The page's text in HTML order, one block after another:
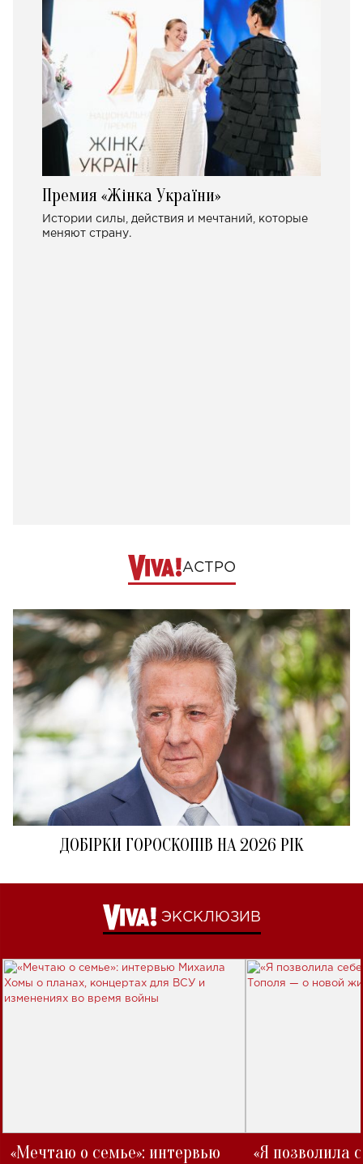
Премия «Жінка України»
Истории силы, действия и мечтаний, которые
меняют страну.
АСТРО
ДОБІРКИ ГОРОСКОПІВ НА 2026 РІК
ЭКСКЛЮЗИВ
«Мечтаю о семье»: интервью
«Я позволила